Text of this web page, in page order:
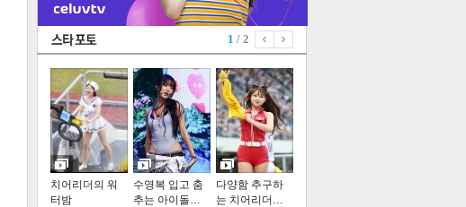
1 / 2
치어리더의 워
터밤
수영복 입고 춤
추는 아이돌…
다양함 추구하
는 치어리더…